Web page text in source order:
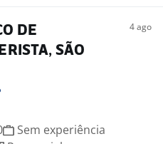
DE
SÃO
4 ago
Sem experiência